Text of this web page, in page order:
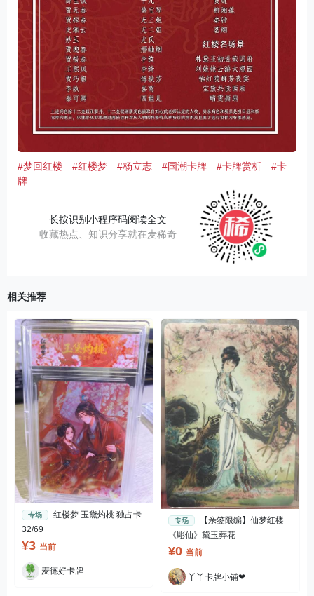
#梦回红楼 #红楼梦 #杨立志 #国潮卡牌 #卡牌赏析
#卡
牌
长按识别小程序码阅读全文
收藏热点、知识分享就在麦稀奇
相关推荐
专场
红楼梦 玉黛灼桃 独占卡
32/69
¥3 当前
麦德好卡牌
专场
【亲签限编】仙梦红楼
《彫仙》黛玉葬花
¥0 当前
丫丫卡牌小铺❤